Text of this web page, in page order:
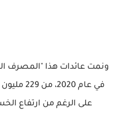
على الرغم من ارتفاع